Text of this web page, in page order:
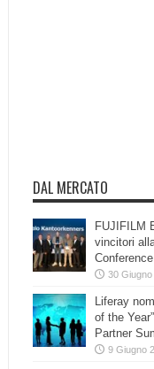
DAL MERCATO
FUJIFILM
vincitori
30
Liferay
of the
Partner
9 Giugno